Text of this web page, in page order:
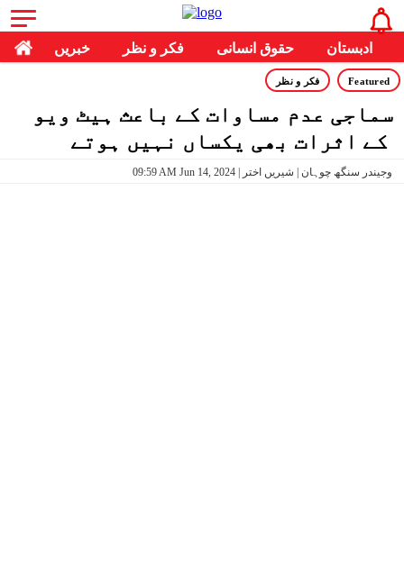
خبریں فکر و نظر حقوق انسانی ادبستان
Featured فکر و نظر
سماجی عدم مساوات کے باعث ہیٹ ویو
کے اثرات بھی یکساں نہیں ہوتے
09:59 AM Jun 14, 2024 | وجیندر سنگھ چوہان | شیریں اختر